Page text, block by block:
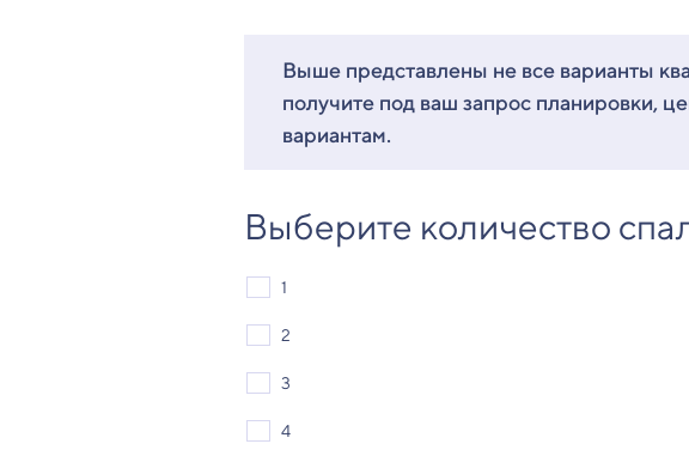
Выше представлены не все варианты
получите под ваш запрос планировки,
вариантам.
Выберите количество
1
2
3
4